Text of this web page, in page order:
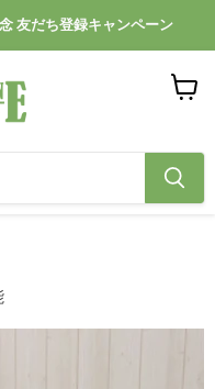
友だち登録キャンペーン
見